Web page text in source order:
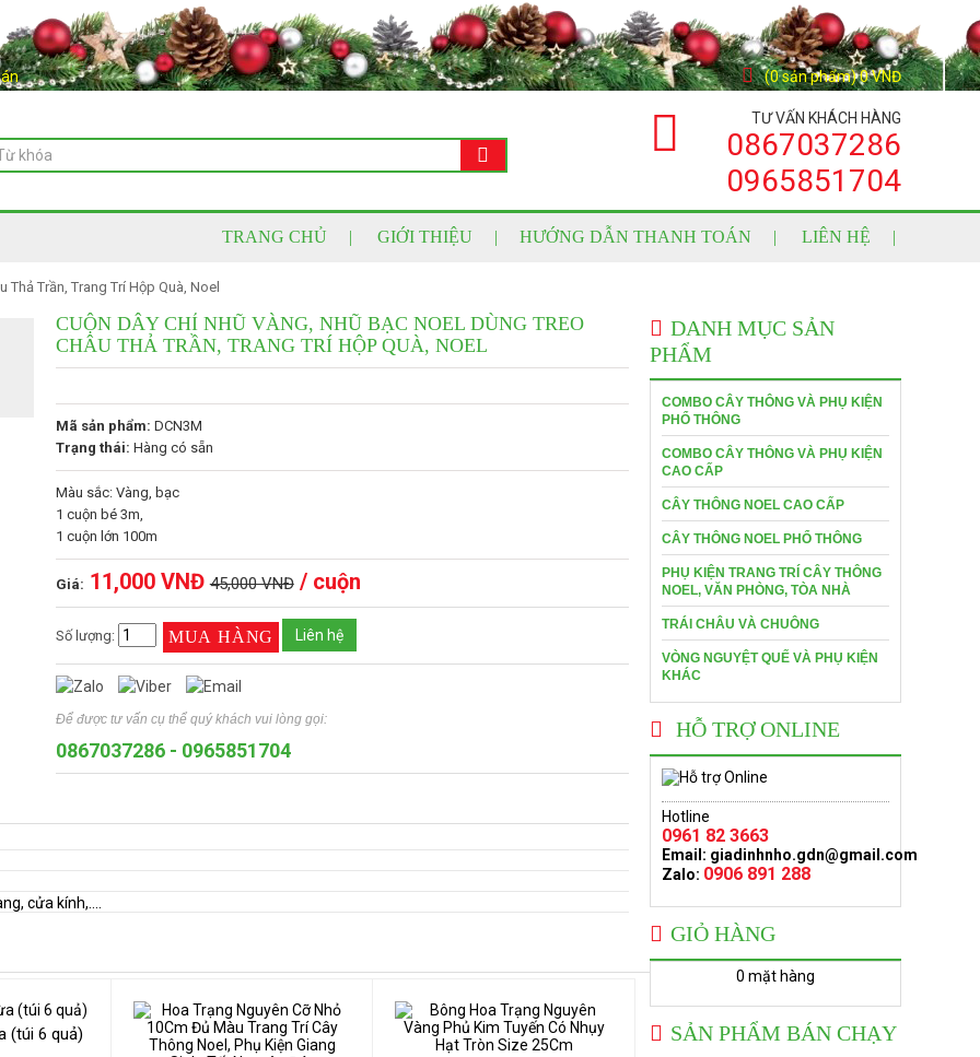
(0 sản phẩm) 0 VNĐ
TƯ VẤN KHÁCH HÀNG
0867037286
0965851704
TRANG CHỦ GIỚI THIỆU HƯỚNG DẪN THANH TOÁN LIÊN HỆ
Thả Trần, Trang Trí Hộp Quà, Noel
DANH MỤC SẢN
PHẨM
COMBO CÂY THÔNG VÀ PHỤ KIỆN
PHỔ THÔNG
COMBO CÂY THÔNG VÀ PHỤ KIỆN
CAO CẤP
CÂY THÔNG NOEL CAO CẤP
CÂY THÔNG NOEL PHỔ THÔNG
PHỤ KIỆN TRANG TRÍ CÂY THÔNG
NOEL, VĂN PHÒNG, TÒA NHÀ
TRÁI CHÂU VÀ CHUÔNG
VÒNG NGUYỆT QUẾ VÀ PHỤ KIỆN
KHÁC
HỖ TRỢ ONLINE
Hotline
0961 82 3663
Email: giadinhnho.gdn@gmail.com
Zalo: 0906 891 288
GIỎ HÀNG
0 mặt hàng
SẢN PHẨM BÁN CHẠY
CUỘN DÂY CHỈ NHŨ VÀNG, NHŨ BẠC NOEL DÙNG TREO
CHÂU THẢ TRẦN, TRANG TRÍ HỘP QUÀ, NOEL
Mã sản phẩm: DCN3M
Trạng thái: Hàng có sẵn
Màu sắc: Vàng, bạc
1 cuộn bé 3m,
1 cuộn lớn 100m
Giá: 11,000 VNĐ 45,000 VNĐ/ cuộn
Số lượng: Liên hệ
Để được tư vấn cụ thể quý khách vui lòng gọi:
0867037286- 0965851704
cửa kính,....
(túi 6 quả)